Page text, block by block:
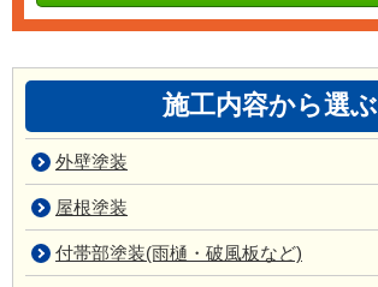
施工内容から選ぶ
外壁塗装
屋根塗装
付帯部塗装(雨樋・破風板など)